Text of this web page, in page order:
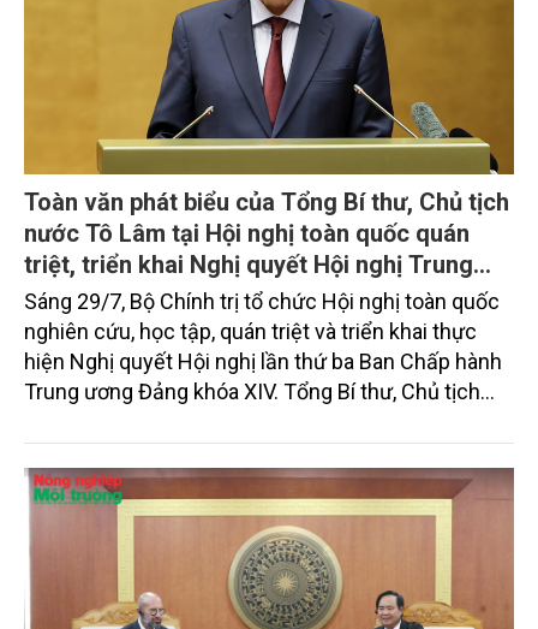
Toàn văn phát biểu của Tổng Bí thư, Chủ tịch
nước Tô Lâm tại Hội nghị toàn quốc quán
triệt, triển khai Nghị quyết Hội nghị Trung
ương 3, khóa XIV
Sáng 29/7, Bộ Chính trị tổ chức Hội nghị toàn quốc
nghiên cứu, học tập, quán triệt và triển khai thực
hiện Nghị quyết Hội nghị lần thứ ba Ban Chấp hành
Trung ương Đảng khóa XIV. Tổng Bí thư, Chủ tịch
trọng. Tạp chí Nông nghiệp và Môi trường trân trọng
giới thiệu toàn văn bài phát biểu của đồng chí Tổng
Bí thư, Chủ tịch nước.